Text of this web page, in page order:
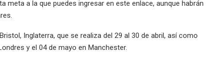
meta a la que puedes ingresar en este enlace, aunque habrán
Inglaterra, que se realiza del 29 al 30 de abril, así como
y el 04 de mayo en Manchester.